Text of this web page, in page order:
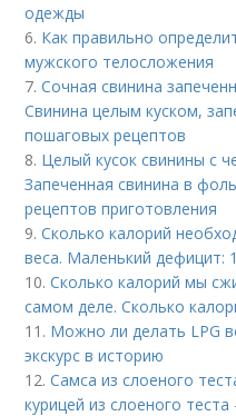
одежды
6. Как правильно
мужского телосложения
7.Сочная свинина
Свинина целым куском,
пошаговых рецептов
8. Целый кусок свинины с
Запеченная свинина в
рецептов приготовления
9.Сколько калорий
веса. Маленький дефицит:
10.Сколько калорий мы
самом деле. Сколько
11. Можно ли делать LPG
экскурс в историю
12.Самса из слоеного
курицей из слоеного